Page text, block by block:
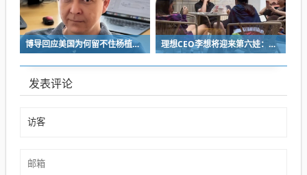
博导回应美国为何留不住杨植麟：他毅然拒绝苹果 选择回国创业 理想CEO李想将迎来第六娃：曾称不担心子女争遗产
发表评论